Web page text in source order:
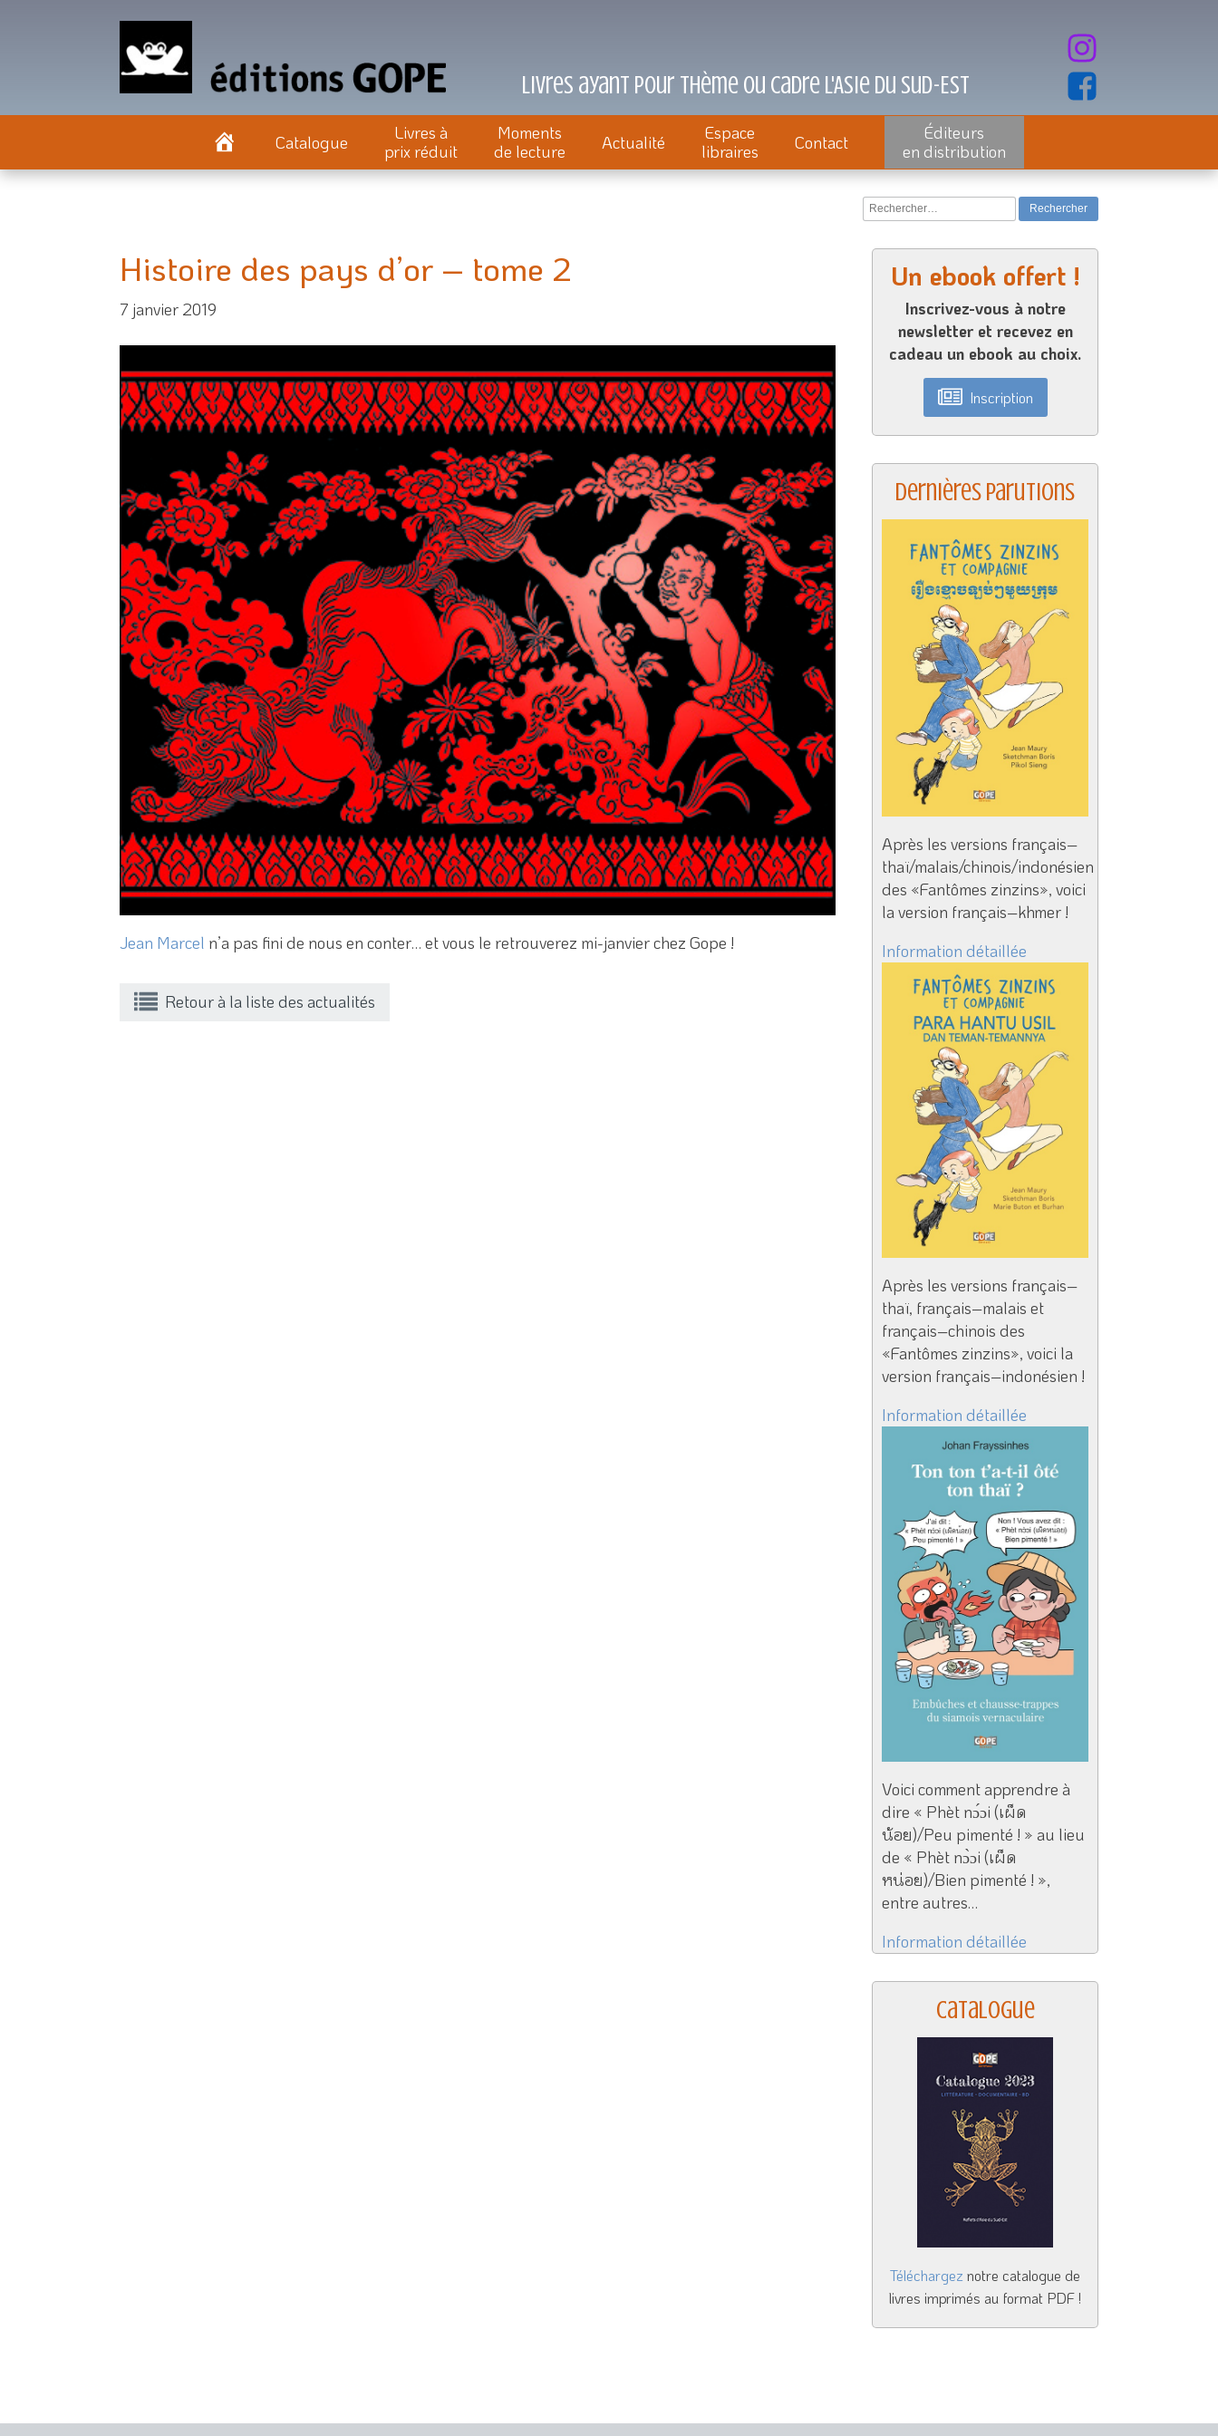
Livres ayant pour thème ou cadre l'Asie du Sud-Est
Catalogue
Livres à
prix réduit
Moments
de lecture
Actualité
Espace
libraires
Contact
Éditeurs
en distribution
Rechercher :
Histoire des pays d’or – tome 2
7 janvier 2019
Jean Marcel n’a pas fini de nous en conter… et vous le retrouverez mi-janvier chez Gope !
Retour à la liste des actualités
Un ebook offert !
Inscrivez-vous à notre
newsletter et recevez en
cadeau un ebook au choix.
Inscription
Dernières parutions
Après les versions français–
thaï/malais/chinois/indonésien
des «Fantômes zinzins», voici
la version français–khmer !
Information détaillée
Après les versions français–
thaï, français–malais et
français–chinois des
«Fantômes zinzins», voici la
version français–indonésien !
Information détaillée
Voici comment apprendre à
dire « Phèt nɔ́ɔi (เผ็ด
น้อย)/Peu pimenté ! » au lieu
de « Phèt nɔ̀ɔi (เผ็ด
หน่อย)/Bien pimenté ! »,
entre autres…
Information détaillée
Catalogue
Téléchargez notre catalogue de
livres imprimés au format PDF !